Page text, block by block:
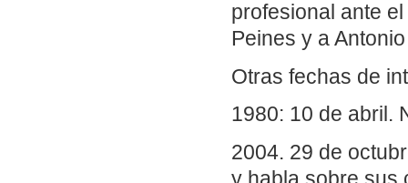
profesional ante
Peines y a
Otras fechas de
1980: 10 de abril.
2004. 29 de